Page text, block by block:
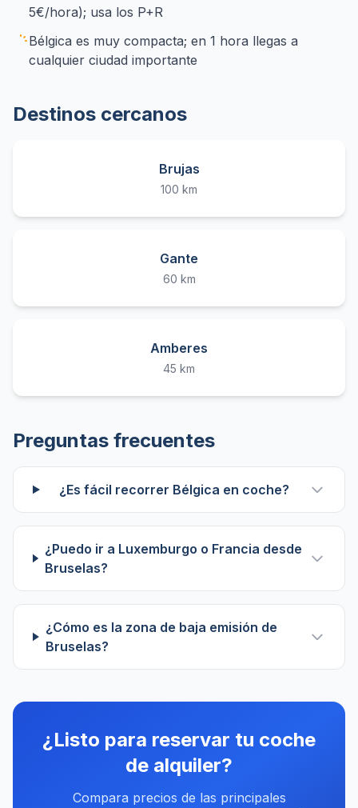
5€/hora); usa los P+R
Bélgica es muy compacta; en 1 hora llegas a
cualquier ciudad importante
Destinos cercanos
Brujas
100 km
Gante
60 km
Amberes
45 km
Preguntas frecuentes
¿Es fácil recorrer Bélgica en coche?
¿Puedo ir a Luxemburgo o Francia desde
Bruselas?
¿Cómo es la zona de baja emisión de
Bruselas?
¿Listo para reservar tu coche
de alquiler?
Compara precios de las principales